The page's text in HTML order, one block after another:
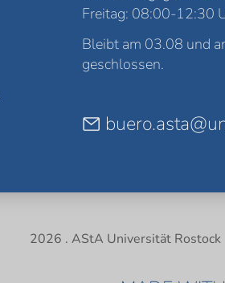
Freitag: 08:00-12:30
Bleibt am 03.08 und
geschlossen.
2026 . AStA Universität Rostock